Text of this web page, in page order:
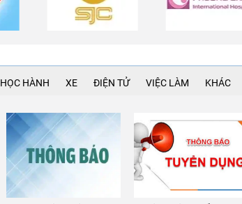
HỌC HÀNH XE ĐIỆN TỬ VIỆC LÀM KHÁC